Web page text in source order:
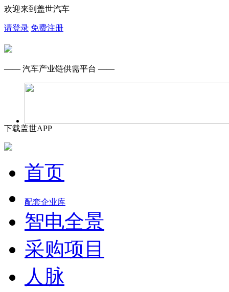
欢迎来到盖世汽车
请登录 免费注册
—— 汽车产业链供需平台 ——
下载盖世APP
首页
配套企业库
智电全景
采购项目
人脉